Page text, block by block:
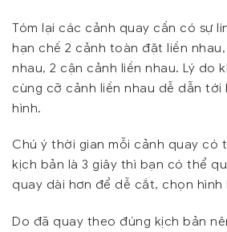
Tóm lại các cảnh quay cần có sự
hạn chế 2 cảnh toàn đặt liền
nhau, 2 cận cảnh liền nhau. Lý do
cùng cỡ cảnh liền nhau dễ dẫn tới
hình.
Chú ý thời gian mỗi cảnh quay có
kịch bản là 3 giây thì bạn có thể
quay dài hơn để dễ cắt, chọn hình
Do đã quay theo đúng kịch bản